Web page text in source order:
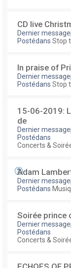
CD live
Dernier
Postédans Stop
In praise of
Dernier
Postédans Stop
15-06-2019:
de
Dernier
Postédans
Concerts &
Adam
Dernier
Postédans
Soirée prince
Dernier
Postédans
Concerts &